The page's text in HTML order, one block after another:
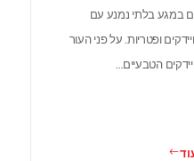
במגע בלתי נמנע עם
ופטריות. על פני העור
הטבעיים…